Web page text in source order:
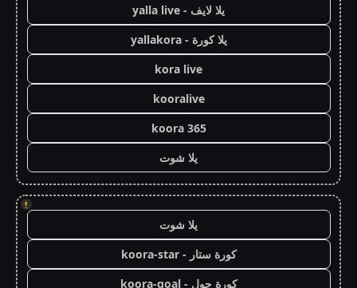
يلا لايف - yalla live
يلا كورة - yallakora
kora live
kooralive
koora 365
يلا شوت
!
يلا شوت
كورة ستار - koora-star
كورة جول - koora-goal